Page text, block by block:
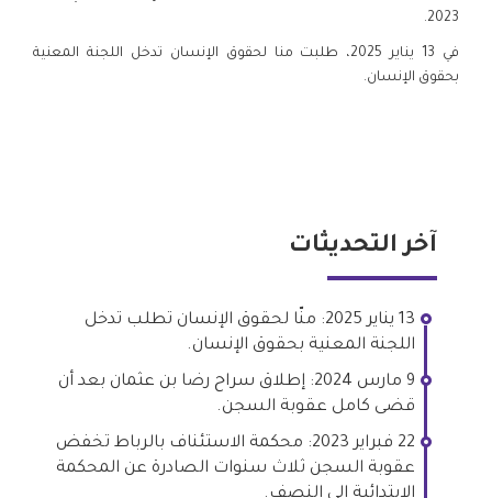
2023.
في 13 يناير 2025، طلبت منا لحقوق الإنسان تدخل اللجنة المعنية
بحقوق الإنسان.
آخر التحديثات
13 يناير 2025: منّا لحقوق الإنسان تطلب تدخل
اللجنة المعنية بحقوق الإنسان.
9 مارس 2024: إطلاق سراح رضا بن عثمان بعد أن
قضى كامل عقوبة السجن.
22 فبراير 2023: محكمة الاستئناف بالرباط تخفض
عقوبة السجن ثلاث سنوات الصادرة عن المحكمة